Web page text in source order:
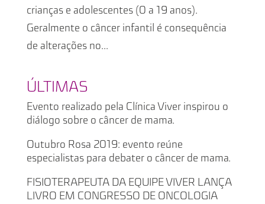
crianças e adolescentes (0 a 19 anos).
Geralmente o câncer infantil é consequência
de alterações no...
ÚLTIMAS
Evento realizado pela Clínica Viver inspirou o
diálogo sobre o câncer de mama.
Outubro Rosa 2019: evento reúne
especialistas para debater o câncer de mama.
FISIOTERAPEUTA DA EQUIPE VIVER LANÇA
LIVRO EM CONGRESSO DE ONCOLOGIA